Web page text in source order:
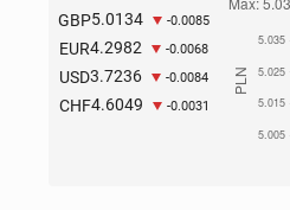
GBP5.0134 -0.0085
EUR4.2982 -0.0068
USD3.7236 -0.0084
CHF4.6049 -0.0031